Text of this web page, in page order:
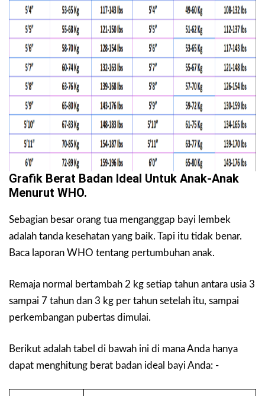
Grafik Berat Badan Ideal Untuk Anak-Anak
Menurut WHO.
Sebagian besar orang tua menganggap bayi lembek
adalah tanda kesehatan yang baik. Tapi itu tidak benar.
Baca laporan WHO tentang pertumbuhan anak.
Remaja normal bertambah 2 kg setiap tahun antara usia 3
sampai 7 tahun dan 3 kg per tahun setelah itu, sampai
perkembangan pubertas dimulai.
Berikut adalah tabel di bawah ini di mana Anda hanya
dapat menghitung berat badan ideal bayi Anda: -